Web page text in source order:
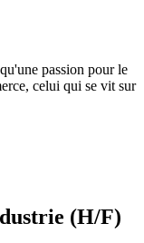
passion pour le
celui qui se vit sur
(H/F)